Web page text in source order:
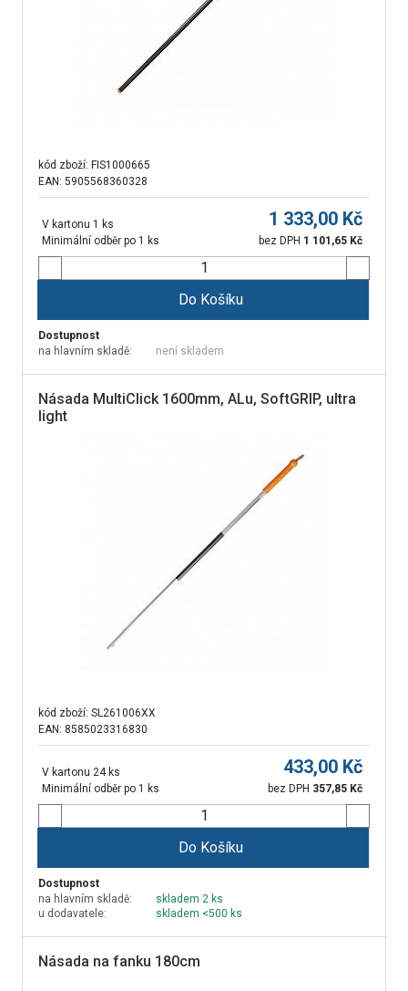
kód zboží: FIS1000665
EAN: 5905568360328
V kartonu 1 ks
Minimální odběr po 1 ks
1 333,00 Kč
bez DPH 1 101,65 Kč
Do Košíku
Dostupnost
na hlavním skladě:
není skladem
Násada MultiClick 1600mm, ALu, SoftGRIP, ultra
light
kód zboží: SL261006XX
EAN: 8585023316830
V kartonu 24 ks
Minimální odběr po 1 ks
433,00 Kč
bez DPH 357,85 Kč
Do Košíku
Dostupnost
na hlavním skladě:
skladem 2 ks
u dodavatele:
skladem <500 ks
Násada na fanku 180cm